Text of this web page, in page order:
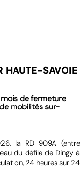
HAUTE-SAVOIE
mois de fermeture
mobilités sur-
la RD 909A (entre
du défilé de Dingy à
24 heures sur 24